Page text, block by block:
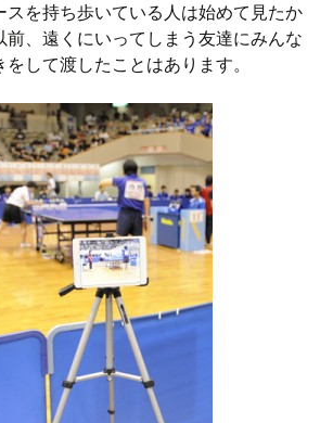
スを持ち歩いている人は始めて見たか
前、遠くにいってしまう友達にみんな
して渡したことはあります。